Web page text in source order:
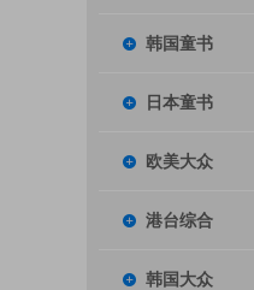
韩国童书
日本童书
欧美大众
港台综合
韩国大众